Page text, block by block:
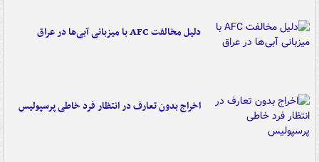
دلیل مخالفت AFC با میزبانی آبی‌ها در عراق
اخراج بدون تعارف در انتظار فرد خاطی پرسپولیس